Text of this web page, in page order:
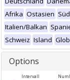
Afrika Ostasien
Italien/Balkan
Schweiz Island
Options
Intervall